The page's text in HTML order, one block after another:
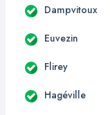
Dampvitoux
Euvezin
Flirey
Hagéville